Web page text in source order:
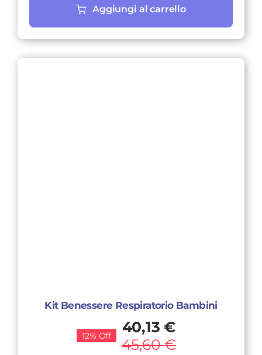
Aggiungi al carrello
Kit Benessere Respiratorio Bambini
45,60€
Il
prezzo
40,13€
Il
prezzo
12% Off